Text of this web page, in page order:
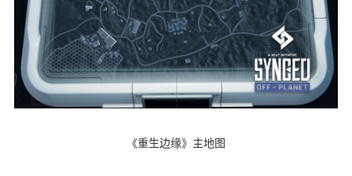
《重生边缘》主地图